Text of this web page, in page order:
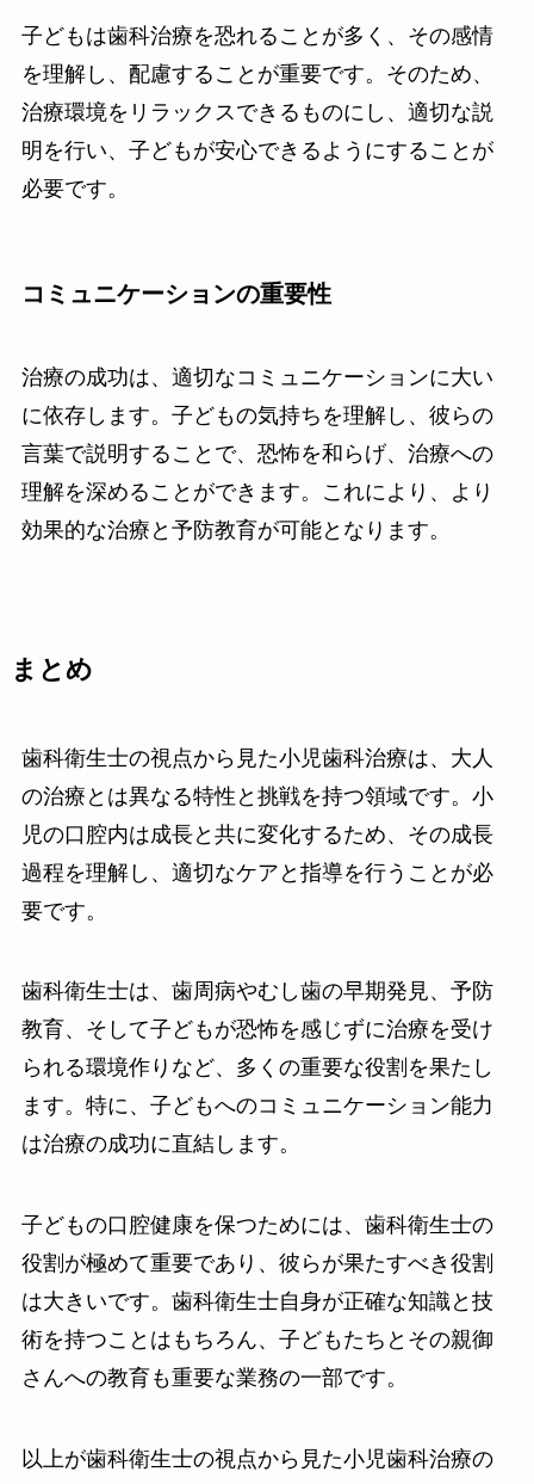
子どもは歯科治療を恐れることが多く、その感情
を理解し、配慮することが重要です。そのため、
治療環境をリラックスできるものにし、適切な説
明を行い、子どもが安心できるようにすることが
必要です。
コミュニケーションの重要性
治療の成功は、適切なコミュニケーションに大い
に依存します。子どもの気持ちを理解し、彼らの
言葉で説明することで、恐怖を和らげ、治療への
理解を深めることができます。これにより、より
効果的な治療と予防教育が可能となります。
まとめ
歯科衛生士の視点から見た小児歯科治療は、大人
の治療とは異なる特性と挑戦を持つ領域です。小
児の口腔内は成長と共に変化するため、その成長
過程を理解し、適切なケアと指導を行うことが必
要です。
歯科衛生士は、歯周病やむし歯の早期発見、予防
教育、そして子どもが恐怖を感じずに治療を受け
られる環境作りなど、多くの重要な役割を果たし
ます。特に、子どもへのコミュニケーション能力
は治療の成功に直結します。
子どもの口腔健康を保つためには、歯科衛生士の
役割が極めて重要であり、彼らが果たすべき役割
は大きいです。歯科衛生士自身が正確な知識と技
術を持つことはもちろん、子どもたちとその親御
さんへの教育も重要な業務の一部です。
以上が歯科衛生士の視点から見た小児歯科治療の